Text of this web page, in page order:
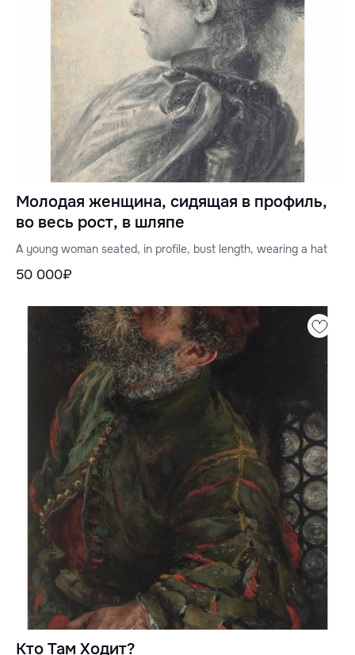
Молодая женщина, сидящая в профиль,
во весь рост, в шляпе
A young woman seated, in profile, bust length, wearing a hat
50 000₽
Кто Там Ходит?